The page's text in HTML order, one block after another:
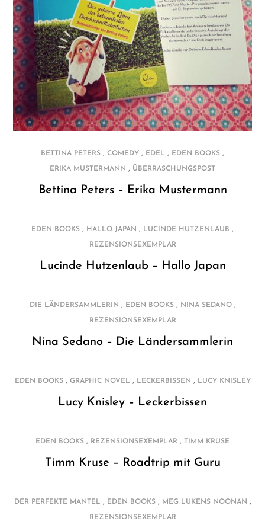
BETTINA PETERS , COMEDY , EDEL , EDEN BOOKS ,
ERIKA MUSTERMANN , ÜBERRASCHUNGSPOST
Bettina Peters – Erika Mustermann
EDEN BOOKS , HALLO JAPAN , LUCINDE HUTZENLAUB ,
REZENSIONSEXEMPLAR
Lucinde Hutzenlaub – Hallo Japan
DIE LÄNDERSAMMLERIN , EDEN BOOKS, NINA SEDANO,
REZENSIONSEXEMPLAR
Nina Sedano – Die Ländersammlerin
EDEN BOOKS, GRAPHIC NOVEL , LECKERBISSEN , LUCY KNISLEY
Lucy Knisley – Leckerbissen
EDEN BOOKS , REZENSIONSEXEMPLAR , TIMM KRUSE
Timm Kruse – Roadtrip mit Guru
DER PERFEKTE MANTEL , EDEN BOOKS, MEG LUKENS NOONAN ,
REZENSIONSEXEMPLAR